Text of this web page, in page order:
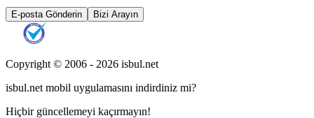
E-posta Gönderin Bizi Arayın
Copyright © 2006 - 2026 isbul.net
isbul.net mobil uygulamasını indirdiniz mi?
Hiçbir güncellemeyi kaçırmayın!